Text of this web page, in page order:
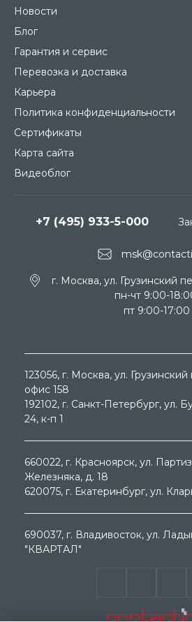
Новости
Блог
Гарантия и сервис
Перевозка и доставка
Карьера
Политика конфиденциальности
Сертификаты
Карта сайта
Видеоблог
+7 (495) 933-5-000
г. Москва, ул. Грузинский
пн-чт 9:00-
пт 9:00-17:00
123056, г. Москва, ул. Грузинский
офис 158
192102, г. Санкт-Петербург, ул.
24, к-п 1
660022, г. Красноярск, ул.
Железняка, д. 18
620075, г. Екатеринбург, ул.
690037, г. Владивосток, ул.
"КВАРТАЛ"